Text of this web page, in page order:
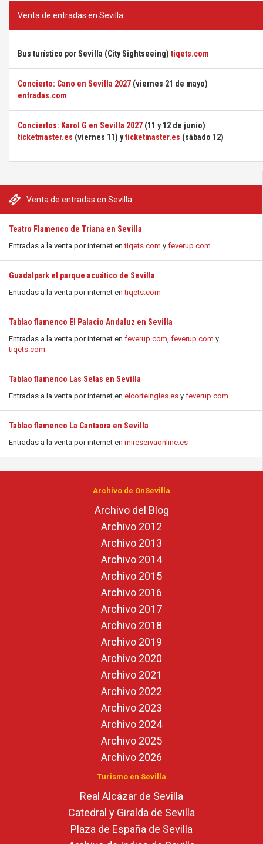
Venta de entradas en Sevilla
Teatro Flamenco de Triana en Sevilla
Entradas a la venta por internet entiqets.com y feverup.com
Guadalpark el parque acuático de Sevilla
Entradas a la venta por internet entiqets.com
Tablao flamenco El Palacio Andaluz en Sevilla
Entradas a la venta por internet en feverup.com, feverup.com y
tiqets.com
Tablao flamenco Las Setas en Sevilla
Entradas a la venta por internet en elcorteingles.es y feverup.com
Tablao flamenco La Cantaora en Sevilla
Entradas a la venta por internet en mireservaonline.es
Venta de entradas en Sevilla
Bus turístico por Sevilla (City Sightseeing) tiqets.com
Concierto: Cano en Sevilla 2027 (viernes 21 de mayo)
entradas.com
Conciertos: Karol G en Sevilla 2027 (11 y 12 de junio)
ticketmaster.es (viernes 11) yticketmaster.es (sábado 12)
Archivo de OnSevilla
Archivo del Blog
Archivo 2012
Archivo 2013
Archivo 2014
Archivo 2015
Archivo 2016
Archivo 2017
Archivo 2018
Archivo 2019
Archivo 2020
Archivo 2021
Archivo 2022
Archivo 2023
Archivo 2024
Archivo 2025
Archivo 2026
Turismo en Sevilla
Real Alcázar de Sevilla
Catedral y Giralda de Sevilla
Plaza de España de Sevilla